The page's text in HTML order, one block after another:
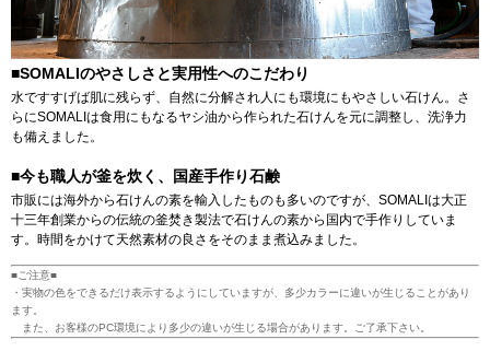
■SOMALIのやさしさと実用性へのこだわり
水ですすげば肌に残らず、自然に分解され人にも環境にもやさしい石けん。さ
らにSOMALIは食用にもなるヤシ油から作られた石けんを元に調整し、洗浄力
も備えました。
■今も職人が釜を炊く、国産手作り石鹸
市販には海外から石けんの素を輸入したものも多いのですが、SOMALIは大正
十三年創業からの伝統の釜焚き製法で石けんの素から国内で手作りしていま
す。時間をかけて天然素材の良さをそのまま煮込みました。
■ご注意■
・実物の色をできるだけ表示するようにしていますが、多少カラーに違いが生じることがあり
ます。
また、お客様のPC環境により多少の違いが生じる場合があります。ご了承下さい。